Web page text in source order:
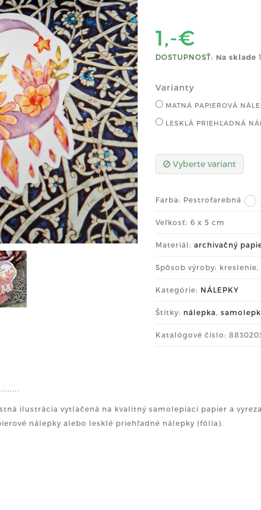
1,-€
DOSTUPNOSŤ: Na sklade
Varianty
MATNÁ PAPIEROVÁ
LESKLÁ PRIEHĽADNÁ
Vyberte variant
Farba: Pestrofarebná
Veľkosť: 6 x 5 cm
Materiál: archivačný
Spôsob výroby:
Kategórie: NÁLEPKY
Štítky: nálepka,
Katalógové číslo:
ilustrácia vytlačená na kvalitný samolepiaci papier a
nálepky alebo lesklé priehľadné nálepky (fólia).